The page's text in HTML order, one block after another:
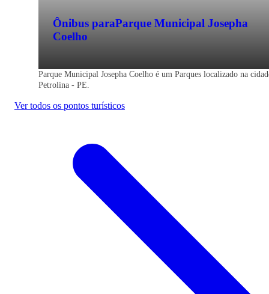
Ônibus paraParque Municipal Josepha
Coelho
Parque Municipal Josepha Coelho é um Parques localizado na
Petrolina - PE.
Ver todos os pontos turísticos